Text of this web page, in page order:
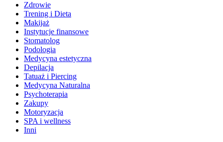
Zdrowie
Trening i Dieta
Makijaż
Instytucje finansowe
Stomatolog
Podologia
Medycyna estetyczna
Depilacja
Tatuaż i Piercing
Medycyna Naturalna
Psychoterapia
Zakupy
Motoryzacja
SPA i wellness
Inni